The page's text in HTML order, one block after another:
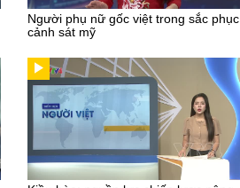
Người phụ nữ gốc việt trong sắc phục
cảnh sát mỹ